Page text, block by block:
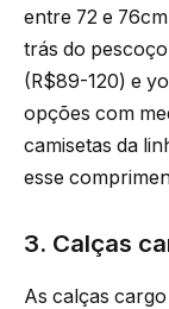
entre 72 e
trás do
(R$89-120) e
opções com
camisetas da
esse
3. Calças
As calças